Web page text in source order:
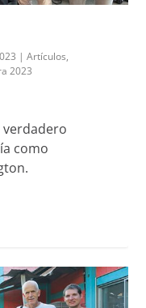
|Artículos,
2023
verdadero
como